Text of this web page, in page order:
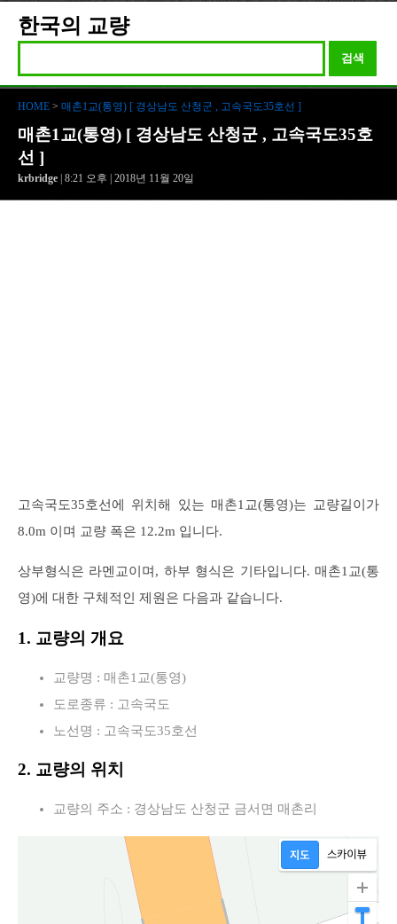
한국의 교량
검색
HOME > 매촌1교(통영) [ 경상남도 산청군 , 고속국도35호선 ]
매촌1교(통영) [ 경상남도 산청군 , 고속국도35호
선 ]
krbridge | 8:21 오후 | 2018년 11월 20일
고속국도35호선에 위치해 있는 매촌1교(통영)는 교량길이가
8.0m 이며 교량 폭은 12.2m 입니다.
상부형식은 라멘교이며, 하부 형식은 기타입니다. 매촌1교(통
영)에 대한 구체적인 제원은 다음과 같습니다.
1. 교량의 개요
교량명 : 매촌1교(통영)
도로종류 : 고속국도
노선명 : 고속국도35호선
2. 교량의 위치
교량의 주소 : 경상남도 산청군 금서면 매촌리